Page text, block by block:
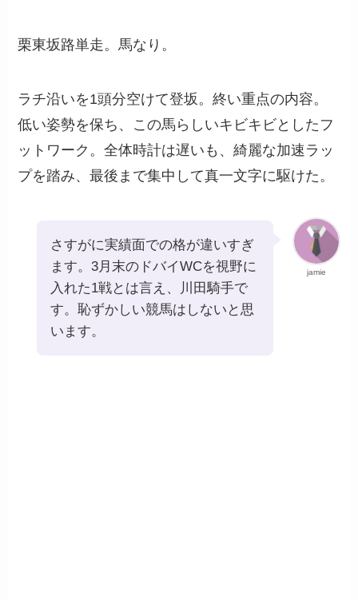
栗東坂路単走。馬なり。
ラチ沿いを1頭分空けて登坂。終い重点の内容。
低い姿勢を保ち、この馬らしいキビキビとしたフ
ットワーク。全体時計は遅いも、綺麗な加速ラッ
プを踏み、最後まで集中して真一文字に駆けた。
jamie
さすがに実績面での格が違いすぎ
ます。3月末のドバイWCを視野に
入れた1戦とは言え、川田騎手で
す。恥ずかしい競馬はしないと思
います。